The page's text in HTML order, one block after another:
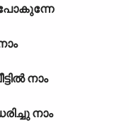
നാം
നാം